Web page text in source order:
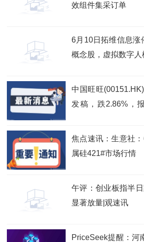
效组件集采订单
6月10日拓维信息涨
概念股，虚拟数字人
中国旺旺
发稿，跌2.86%，
焦点速讯：生意社
属硅421#市场行情
午评：创业板指半
显著放量|观速讯
PriceSeek提醒：河